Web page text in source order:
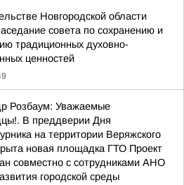
Новгородской области
совета по сохранению и
традиционных духовно-
ценностей
Розбаум: Уважаемые
В преддверии Дня
на территории Веряжского
новая площадка ГТО Проект
совместно с сотрудниками АНО
городской среды